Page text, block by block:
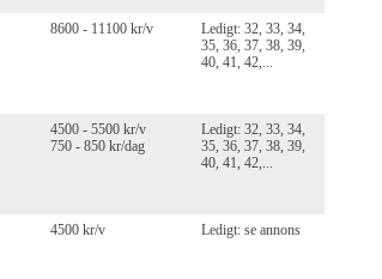
8600 - 11100 kr/v
Ledigt: 32, 33, 34,
35, 36, 37, 38, 39,
40, 41, 42,...
4500 - 5500 kr/v
750 - 850 kr/dag
Ledigt: 32, 33, 34,
35, 36, 37, 38, 39,
40, 41, 42,...
4500 kr/v Ledigt: se annons